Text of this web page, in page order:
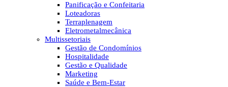
Panificação e Confeitaria
Loteadoras
Terraplenagem
Eletrometalmecânica
Multissetoriais
Gestão de Condomínios
Hospitalidade
Gestão e Qualidade
Marketing
Saúde e Bem-Estar